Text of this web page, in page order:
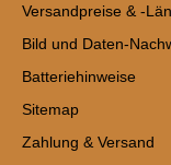
Versandpreise & -
Bild und Daten-
Batteriehinweise
Sitemap
Zahlung & Versand